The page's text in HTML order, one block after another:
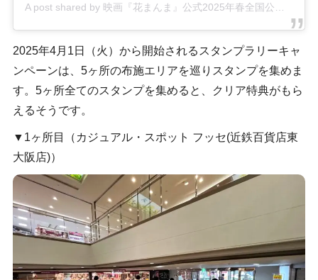
A post shared by 映画『花まんま』公式2025年春全国公開 (@hanamanma_movie)
2025年4月1日（火）から開始されるスタンプラリーキャ
ンペーンは、5ヶ所の布施エリアを巡りスタンプを集めま
す。5ヶ所全てのスタンプを集めると、クリア特典がもら
えるそうです。
▼1ヶ所目（カジュアル・スポット フッセ(近鉄百貨店東
大阪店)）